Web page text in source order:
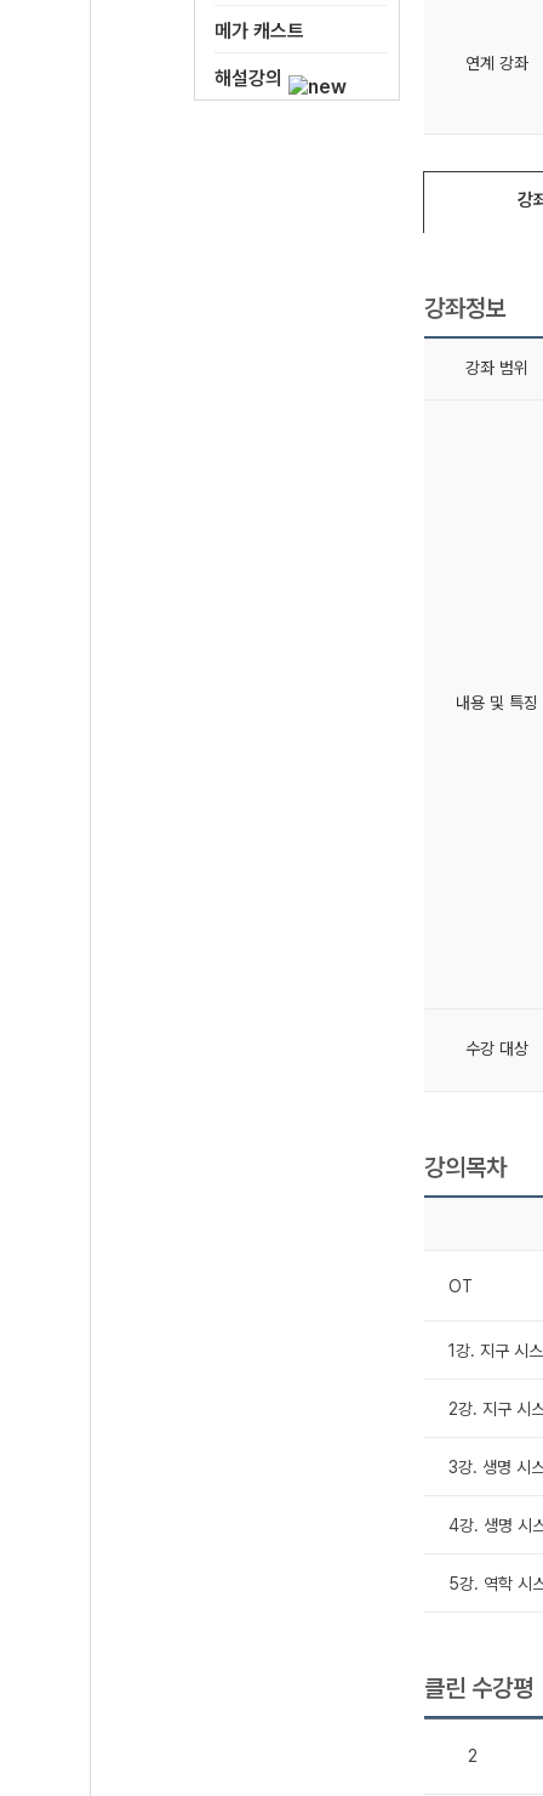
메가 캐스트
해설강의
연계 강좌
강
강좌정보
강좌 범위
내용 및 특징
수강 대상
강의목차
OT
1강. 지구 시
2강. 지구 시
3강. 생명 시
4강. 생명 시
5강. 역학 시
클린 수강평
2